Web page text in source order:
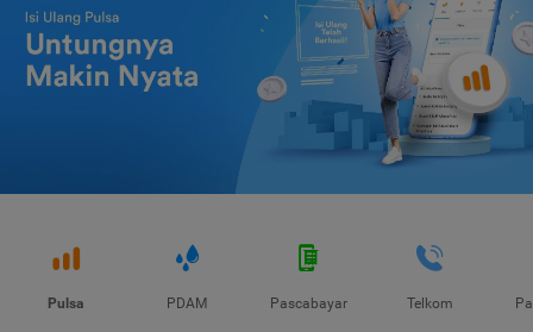
Pulsa PDAM Pascabayar Telkom